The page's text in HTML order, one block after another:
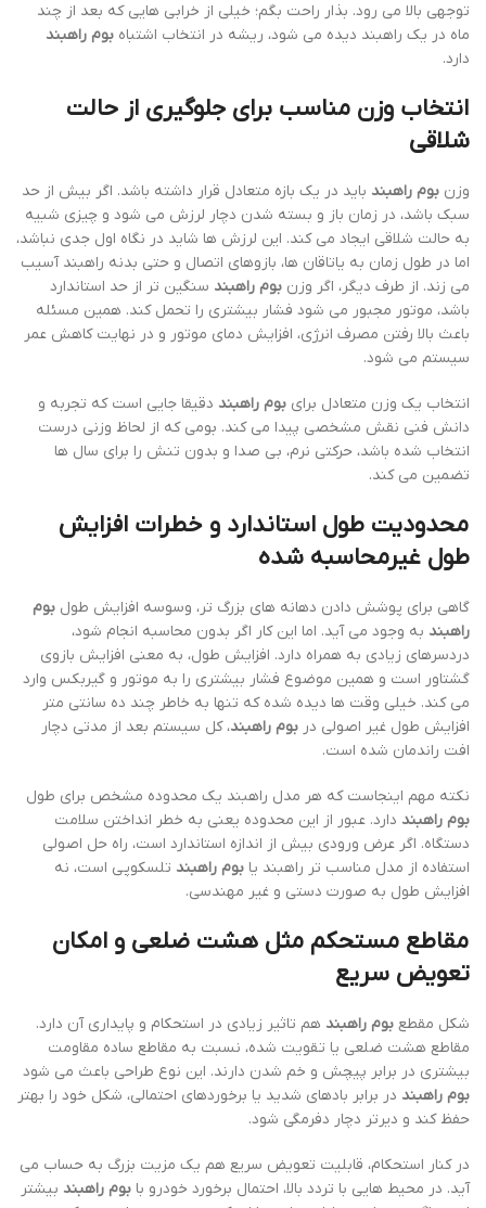
توجهی بالا می رود. بذار راحت بگم؛ خیلی از خرابی هایی که بعد از چند
ماه در یک راهبند دیده می شود، ریشه در انتخاب اشتباه بوم راهبند
دارد.
انتخاب وزن مناسب برای جلوگیری از حالت
شلاقی
وزن بوم راهبند باید در یک بازه متعادل قرار داشته باشد. اگر بیش از حد
سبک باشد، در زمان باز و بسته شدن دچار لرزش می شود و چیزی شبیه
به حالت شلاقی ایجاد می کند. این لرزش ها شاید در نگاه اول جدی نباشد،
اما در طول زمان به یاتاقان ها، بازوهای اتصال و حتی بدنه راهبند آسیب
می زند. از طرف دیگر، اگر وزن بوم راهبند سنگین تر از حد استاندارد
باشد، موتور مجبور می شود فشار بیشتری را تحمل کند. همین مسئله
باعث بالا رفتن مصرف انرژی، افزایش دمای موتور و در نهایت کاهش عمر
سیستم می شود.
انتخاب یک وزن متعادل برای بوم راهبند دقیقا جایی است که تجربه و
دانش فنی نقش مشخصی پیدا می کند. بومی که از لحاظ وزنی درست
انتخاب شده باشد، حرکتی نرم، بی صدا و بدون تنش را برای سال ها
تضمین می کند.
محدودیت طول استاندارد و خطرات افزایش
طول غیرمحاسبه شده
گاهی برای پوشش دادن دهانه های بزرگ تر، وسوسه افزایش طول بوم
راهبند به وجود می آید. اما این کار اگر بدون محاسبه انجام شود،
دردسرهای زیادی به همراه دارد. افزایش طول، به معنی افزایش بازوی
گشتاور است و همین موضوع فشار بیشتری را به موتور و گیربکس وارد
می کند. خیلی وقت ها دیده شده که تنها به خاطر چند ده سانتی متر
افزایش طول غیر اصولی در بوم راهبند، کل سیستم بعد از مدتی دچار
افت راندمان شده است.
نکته مهم اینجاست که هر مدل راهبند یک محدوده مشخص برای طول
بوم راهبند دارد. عبور از این محدوده یعنی به خطر انداختن سلامت
دستگاه. اگر عرض ورودی بیش از اندازه استاندارد است، راه حل اصولی
استفاده از مدل مناسب تر راهبند یا بوم راهبند تلسکوپی است، نه
افزایش طول به صورت دستی و غیر مهندسی.
مقاطع مستحکم مثل هشت ضلعی و امکان
تعویض سریع
شکل مقطع بوم راهبند هم تاثیر زیادی در استحکام و پایداری آن دارد.
مقاطع هشت ضلعی یا تقویت شده، نسبت به مقاطع ساده مقاومت
بیشتری در برابر پیچش و خم شدن دارند. این نوع طراحی باعث می شود
بوم راهبند در برابر بادهای شدید یا برخوردهای احتمالی، شکل خود را بهتر
حفظ کند و دیرتر دچار دفرمگی شود.
در کنار استحکام، قابلیت تعویض سریع هم یک مزیت بزرگ به حساب می
آید. در محیط هایی با تردد بالا، احتمال برخورد خودرو با بوم راهبند بیشتر